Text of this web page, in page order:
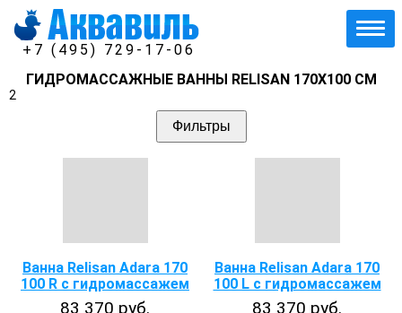
+7 (495) 729-17-06
ГИДРОМАССАЖНЫЕ ВАННЫ RELISAN 170Х100 СМ
2
Фильтры
Ванна Relisan Adara 170
100 R с гидромассажем
83 370 руб.
Ванна Relisan Adara 170
100 L с гидромассажем
83 370 руб.